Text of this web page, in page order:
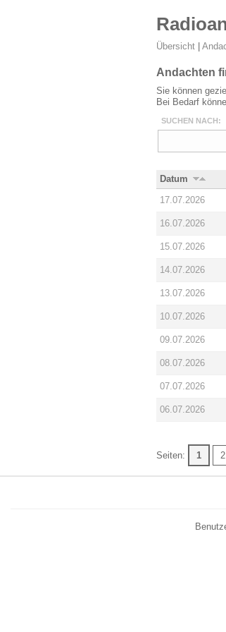
Übersicht
Andachten
Sie können
Bei Bedarf
SUCHEN NACH:
Datum
17.07.2026
16.07.2026
15.07.2026
14.07.2026
13.07.2026
10.07.2026
09.07.2026
08.07.2026
07.07.2026
06.07.2026
Seiten: 1 2